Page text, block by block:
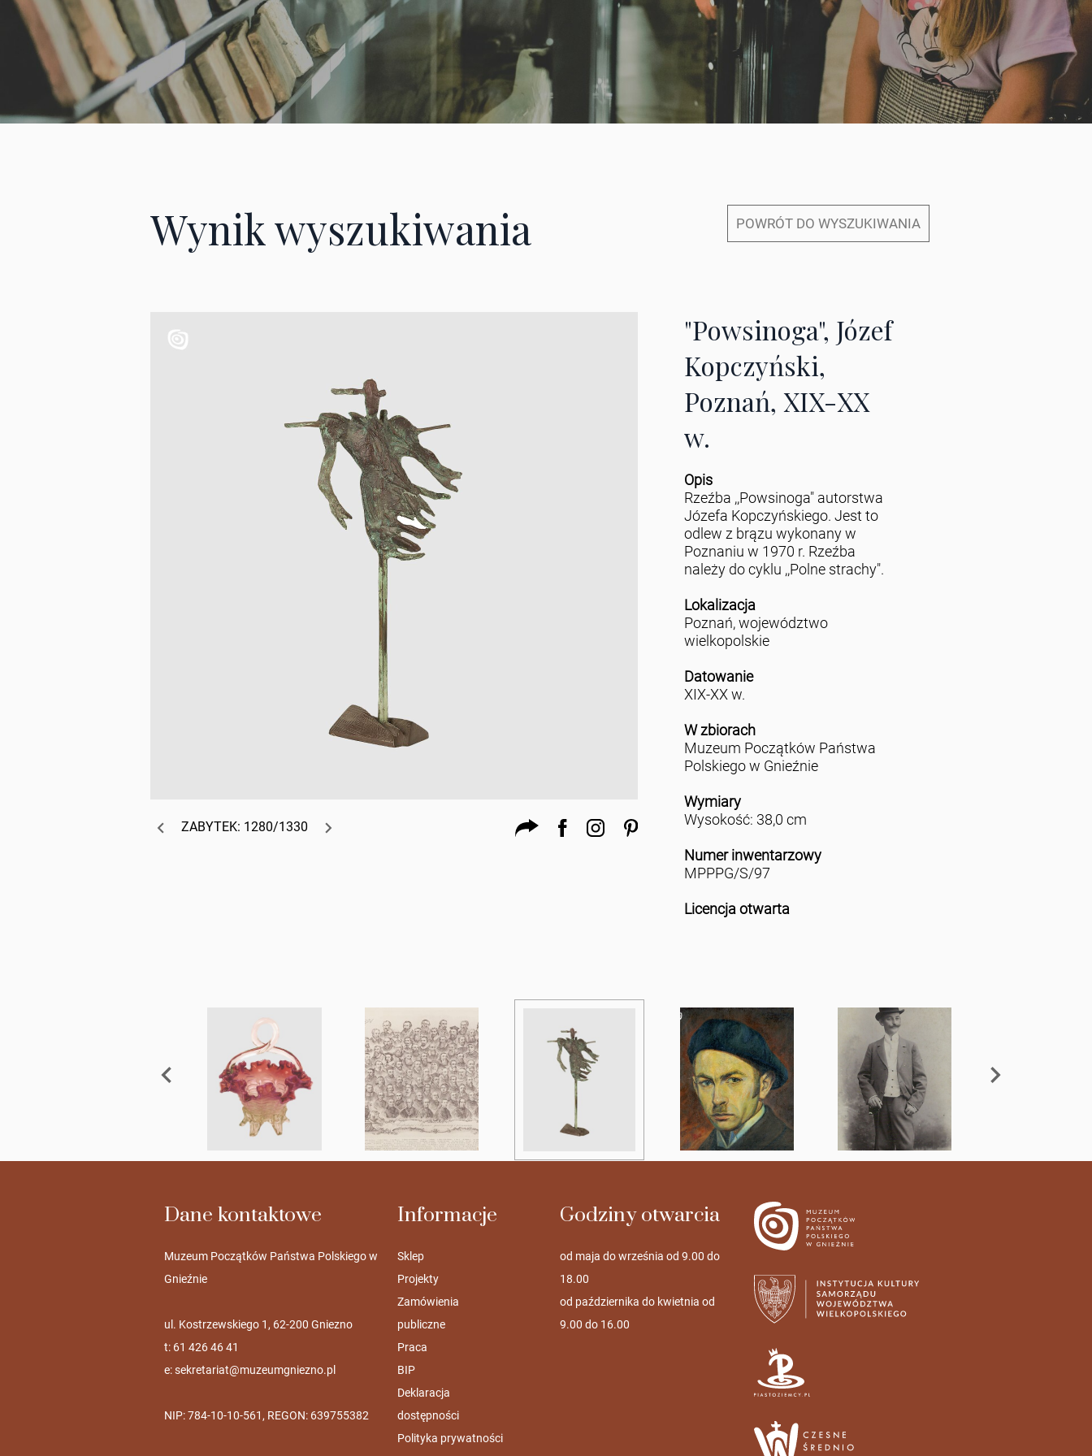
Wynik wyszukiwania POWRÓT DO WYSZUKIWANIA
ZABYTEK: 1280/1330
"Powsinoga", Józef
Kopczyński,
Poznań, XIX-XX
w.
Opis
Rzeźba ,,Powsinoga" autorstwa
Józefa Kopczyńskiego. Jest to
odlew z brązu wykonany w
Poznaniu w 1970 r. Rzeźba
należy do cyklu ,,Polne strachy".
Lokalizacja
Poznań, województwo
wielkopolskie
Datowanie
XIX-XX w.
W zbiorach
Muzeum Początków Państwa
Polskiego w Gnieźnie
Wymiary
Wysokość: 38,0 cm
Numer inwentarzowy
MPPPG/S/97
Licencja otwarta
Dane kontaktowe
Muzeum Początków Państwa Polskiego w
Gnieźnie
ul. Kostrzewskiego 1, 62-200 Gniezno
t: 61 426 46 41
e:sekretariat@muzeumgniezno.pl
NIP: 784-10-10-561, REGON: 639755382
Informacje
Sklep
Projekty
Zamówienia
publiczne
Praca
BIP
Deklaracja
dostępności
Polityka prywatności
Godziny otwarcia
od maja do września od 9.00 do
18.00
od października do kwietnia od
9.00 do 16.00